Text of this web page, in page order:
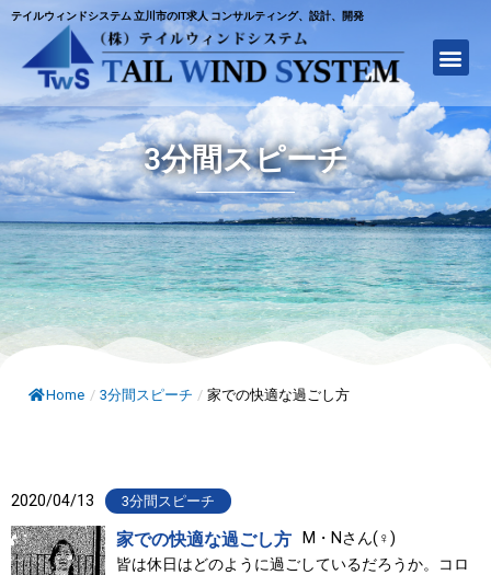
テイルウィンドシステム 立川市のIT求人 コンサルティング、設計、開発
3分間スピーチ
Home / 3分間スピーチ / 家での快適な過ごし方
2020/04/13 3分間スピーチ
家での快適な過ごし方
M・Nさん(♀)
皆は休日はどのように過ごしているだろうか。コロ